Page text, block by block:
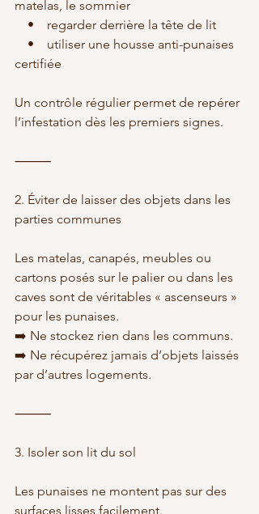
matelas, le sommier
•    regarder derrière la tête de lit
•    utiliser une housse anti-punaises
certifiée
Un contrôle régulier permet de repérer
l’infestation dès les premiers signes.
⸻
2. Éviter de laisser des objets dans les
parties communes
Les matelas, canapés, meubles ou
cartons posés sur le palier ou dans les
caves sont de véritables « ascenseurs »
pour les punaises.
➡️ Ne stockez rien dans les communs.
➡️ Ne récupérez jamais d’objets laissés
par d’autres logements.
⸻
3. Isoler son lit du sol
Les punaises ne montent pas sur des
surfaces lisses facilement.